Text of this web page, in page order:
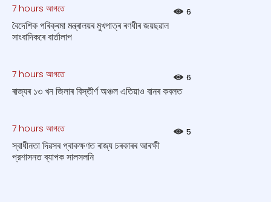
7 hours আগতে 6
বৈদেশিক পৰিক্ৰমা মন্ত্ৰালয়ৰ মুখপাত্ৰ ৰণধীৰ জয়ছৱাল
সাংবাদিকৰে বাৰ্তালাপ
7 hours আগতে 6
ৰাজ্যৰ ১৩ খন জিলাৰ বিস্তীর্ণ অঞ্চল এতিয়াও বানৰ কবলত
7 hours আগতে 5
স্বাধীনতা দিৱসৰ প্ৰাকক্ষণত ৰাজ্য চৰকাৰৰ আৰক্ষী
প্রশাসনত ব্যাপক সালসলনি